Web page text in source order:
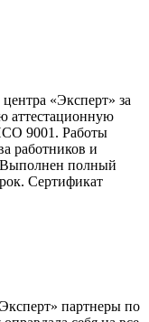
«Эксперт» за
аттестационную
9001. Работы
работников и
Выполнен полный
Сертификат
партнеры по